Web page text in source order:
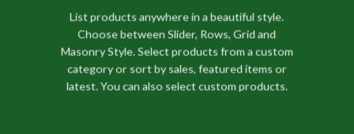
List products anywhere in a beautiful style.
Choose between Slider, Rows, Grid and
Masonry Style. Select products from a custom
category or sort by sales, featured items or
latest. You can also select custom products.